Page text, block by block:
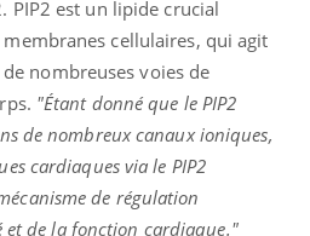
PIP2 est un lipide crucial
cellulaires, qui agit
nombreuses voies de
"Étant donné que le PIP2
de nombreux canaux ioniques,
cardiaques via le PIP2
de régulation
de la fonction cardiaque."